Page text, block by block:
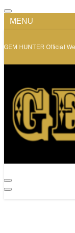
MENU
GEM HUNTER Official